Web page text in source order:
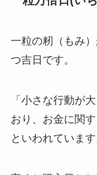
一粒の籾（もみ
つ吉日です。
「小さな行動が
おり、お金に関
といわれています